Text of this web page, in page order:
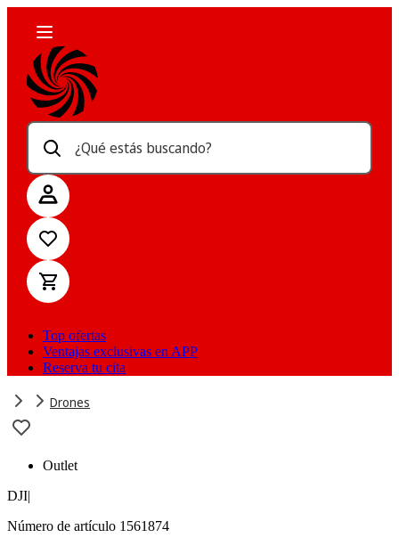
¿Qué estás buscando?
Top ofertas
Ventajas exclusivas en APP
Reserva tu cita
Drones
Outlet
DJI|
Número de artículo 1561874